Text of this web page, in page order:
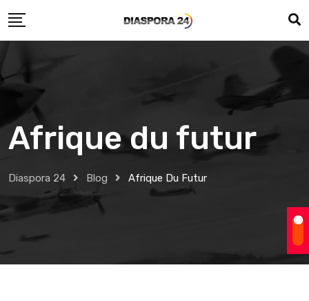
to
Afrique du futur
Diaspora 24 Blog Afrique Du Futur